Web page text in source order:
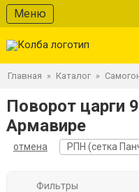
Меню
Главная » Каталог »
Поворот царги
Армавире
отмена РПН (сетка
Фильтры